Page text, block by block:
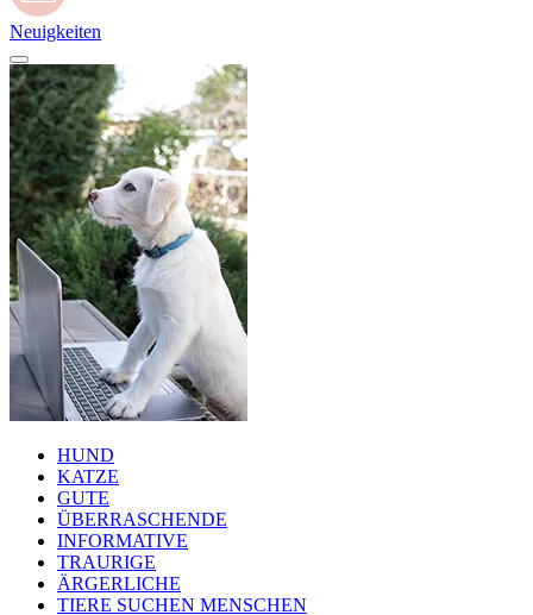
Neuigkeiten
HUND
KATZE
GUTE
ÜBERRASCHENDE
INFORMATIVE
TRAURIGE
ÄRGERLICHE
TIERE SUCHEN MENSCHEN